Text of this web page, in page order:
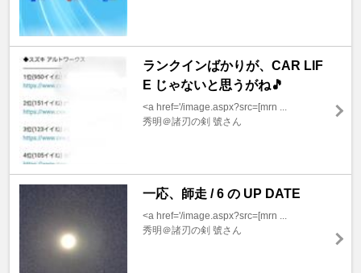
ランクインばかりが、CAR LIF
E じゃないと思うがね🎵
<a href='/image.aspx?src=[mrn ...
秀明＠諸刃の剣 號さん
一応、師走 / 6 の UP DATE
<a href='/image.aspx?src=[mrn ...
秀明＠諸刃の剣 號さん